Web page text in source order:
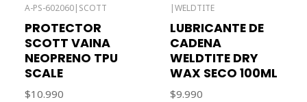
A-PS-602060| SCOTT
PROTECTOR
SCOTT VAINA
NEOPRENO TPU
SCALE
$10.990
|WELDTITE
LUBRICANTE DE
CADENA
WELDTITE DRY
WAX SECO 100ML
$9.990